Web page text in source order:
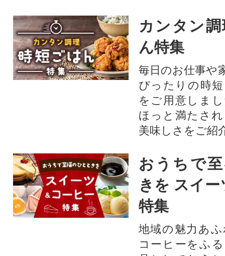
カンタン
ん特集
毎日のお仕事や
ぴったりの時
をご用意しま
ほっと満たさ
美味しさをご紹
おうちで
きを スイ
特集
地域の魅力あ
コーヒーをふ